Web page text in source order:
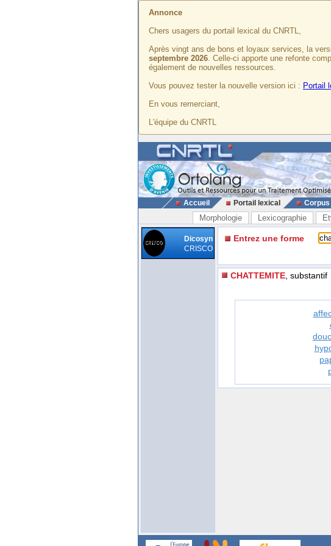
Annonce
Chers usagers du portail lexical du CNRTL,
Après vingt ans de bons et loyaux services, la
septembre 2026. Celle-ci apporte une refonte
également de nouvelles ressources.
Vous pouvez tester la nouvelle version ici : Portail
En vous remerciant,
L'équipe du CNRTL
Accueil Portail lexical Corpus
Morphologie Lexicographie
Dicosyn
CRISCO
Entrez une forme
CHATTEMITE , substantif